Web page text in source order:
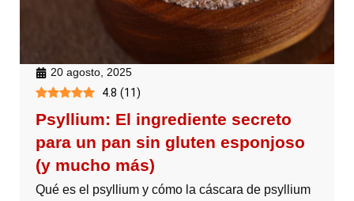
20 agosto, 2025
4.8 (11)
Psyllium: El ingrediente secreto
para un pan sin gluten esponjoso
(y mucho más)
Qué es el psyllium y cómo la cáscara de psyllium